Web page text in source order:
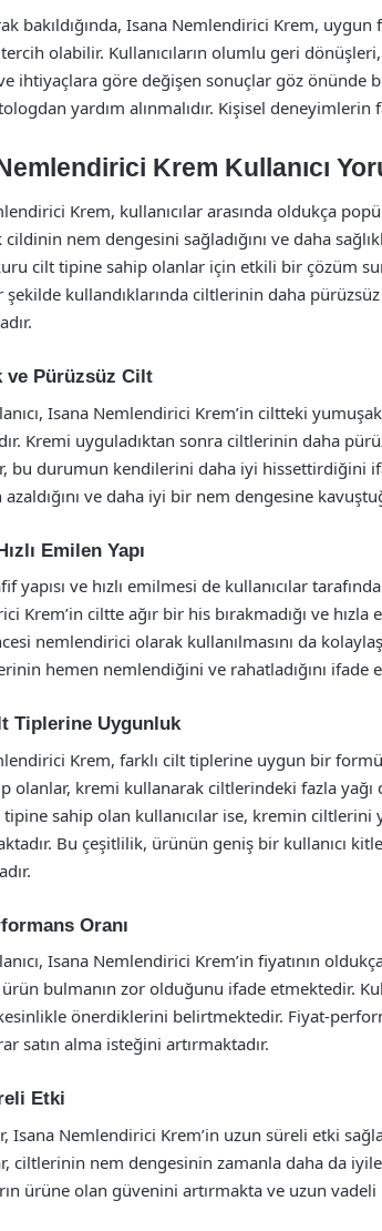
bakıldığında, Isana Nemlendirici Krem,
olabilir. Kullanıcıların olumlu geri
ihtiyaçlara göre değişen sonuçlar göz önünde
yardım alınmalıdır. Kişisel deneyimlerin
Krem Kullanıcı
Krem, kullanıcılar arasında oldukça
nem dengesini sağladığını ve daha
cilt tipine sahip olanlar için etkili bir çözüm
kullandıklarında ciltlerinin daha
ve Pürüzsüz Cilt
Isana Nemlendirici Krem’in ciltteki
Kremi uyguladıktan sonra ciltlerinin daha
bu durumun kendilerini daha iyi hissettirdiğini
ve daha iyi bir nem dengesine
Emilen Yapı
yapısı ve hızlı emilmesi de kullanıcılar
Krem’in ciltte ağır bir his bırakmadığı ve
nemlendirici olarak kullanılmasını da
hemen nemlendiğini ve rahatladığını ifade
Tiplerine Uygunluk
Krem, farklı cilt tiplerine uygun bir
olanlar, kremi kullanarak ciltlerindeki fazla
tipine sahip olan kullanıcılar ise, kremin ciltlerini
Bu çeşitlilik, ürünün geniş bir kullanıcı
Oranı
Isana Nemlendirici Krem’in fiyatının
bulmanın zor olduğunu ifade etmektedir.
önerdiklerini belirtmektedir. Fiyat-
satın alma isteğini artırmaktadır.
Etki
Isana Nemlendirici Krem’in uzun süreli etki
ciltlerinin nem dengesinin zamanla daha da
ürüne olan güvenini artırmakta ve uzun